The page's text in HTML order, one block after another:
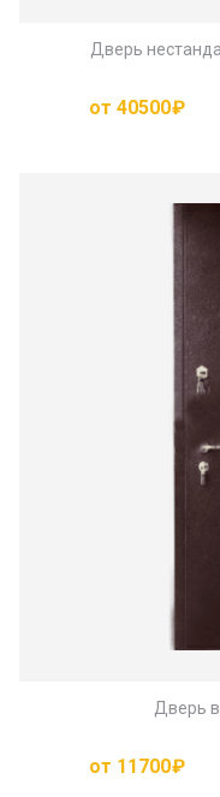
Дверь
от 40500₽
Дверь
от 11700₽